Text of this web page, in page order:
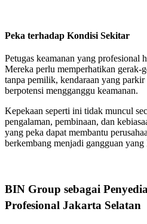
Peka terhadap Kondisi Sekitar
Petugas keamanan yang profesional
Mereka perlu memperhatikan gerak-
tanpa pemilik, kendaraan yang
berpotensi mengganggu keamanan.
Kepekaan seperti ini tidak muncul
pengalaman, pembinaan, dan
yang peka dapat membantu
berkembang menjadi gangguan yang
BIN Group sebagai
Profesional Jakarta Selatan